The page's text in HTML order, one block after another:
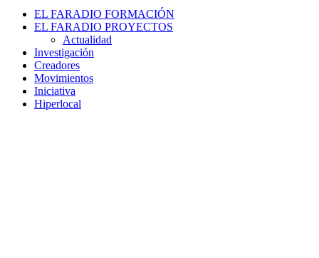
EL FARADIO FORMACIÓN
EL FARADIO PROYECTOS
Actualidad
Investigación
Creadores
Movimientos
Iniciativa
Hiperlocal